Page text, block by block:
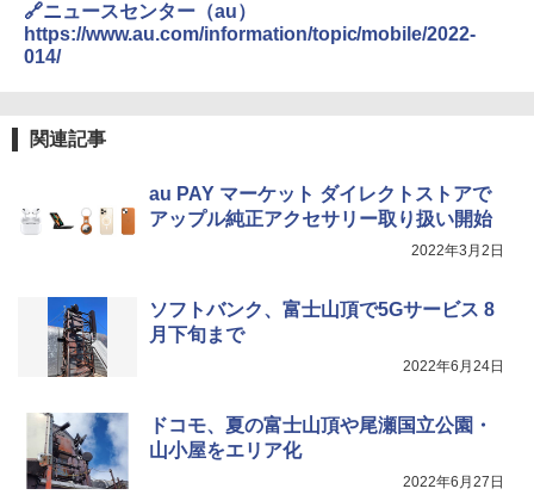
🔗ニュースセンター（au）
https://www.au.com/information/topic/mobile/2022-
014/
関連記事
au PAY マーケット ダイレクトストアで
アップル純正アクセサリー取り扱い開始
2022年3月2日
ソフトバンク、富士山頂で5Gサービス 8
月下旬まで
2022年6月24日
ドコモ、夏の富士山頂や尾瀬国立公園・
山小屋をエリア化
2022年6月27日